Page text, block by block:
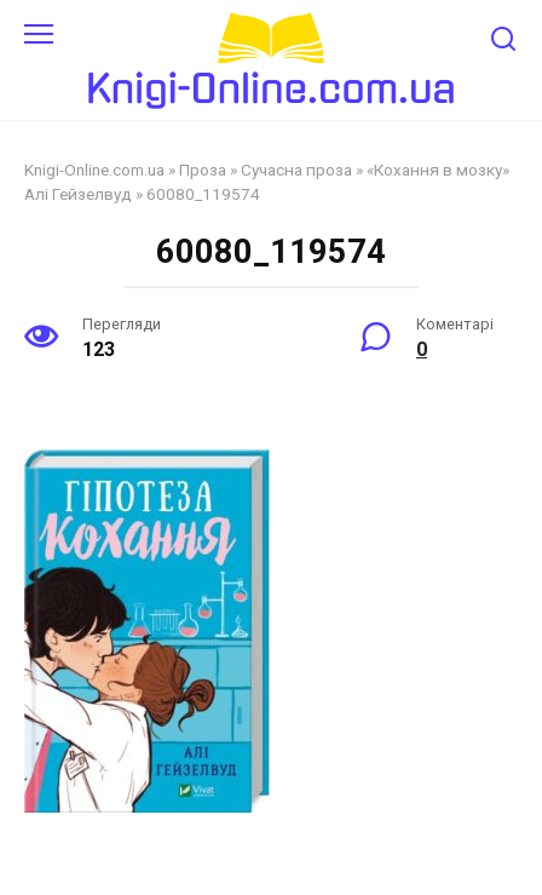
Knigi-Online.com.ua » Проза » Сучасна проза » «Кохання в мозку»
Алі Гейзелвуд » 60080_119574
60080_119574
Перегляди
123
Коментарі
0